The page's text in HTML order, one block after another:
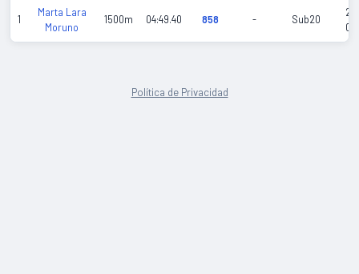
1
Marta Lara
Moruno
1500m 04:49.40 858 - Sub20
Política de Privacidad